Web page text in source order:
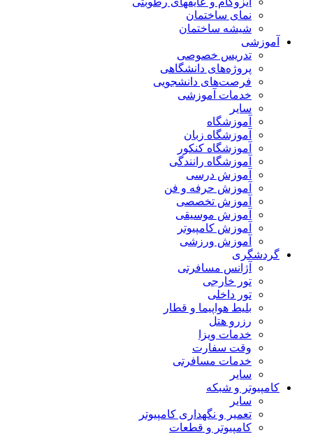
نمای ساختمان
شیشه ساختمان
آموزشی
تدریس خصوصی
پروژه‌های دانشگاهی
فرصت‌های دانشجویی
خدمات آموزشی
سایر
آموزشگاه
آموزشگاه زبان
آموزشگاه کنکور
آموزشگاه رانندگی
آموزش درسی
آموزش حرفه و فن
آموزش تخصصی
آموزش موسیقی
آموزش کامپیوتر
آموزش ورزشی
گردشگری
آژانس مسافرتی
تور خارجی
تور داخلی
بلیط هواپیما و قطار
رزرو هتل
خدمات ویزا
وقت سفارت
خدمات مسافرتی
سایر
کامپیوتر و شبکه
سایر
تعمیر و نگهداری کامپیوتر
کامپیوتر و قطعات